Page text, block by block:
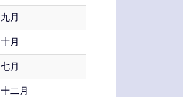
九月
十月
七月
十二月